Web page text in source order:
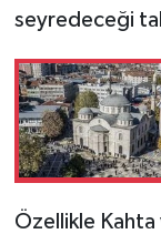
seyredeceği
Özellikle Kahta